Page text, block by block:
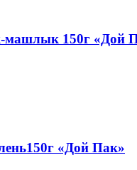
150г «Дой
«Дой Пак»